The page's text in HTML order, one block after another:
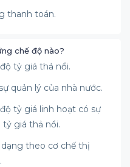
thanh toán.
chế độ nào?
tỷ giá thả nổi.
quản lý của nhà nước.
tỷ giá linh hoạt có sự
tỷ giá thả nổi.
dạng theo cơ chế thị